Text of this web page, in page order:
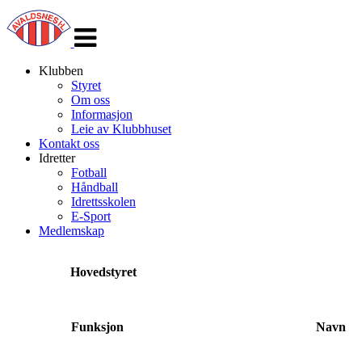
navigasjon
Klubben
Styret
Om oss
Informasjon
Leie av Klubbhuset
Kontakt oss
Idretter
Fotball
Håndball
Idrettsskolen
E-Sport
Medlemskap
Hovedstyret
Funksjon Navn